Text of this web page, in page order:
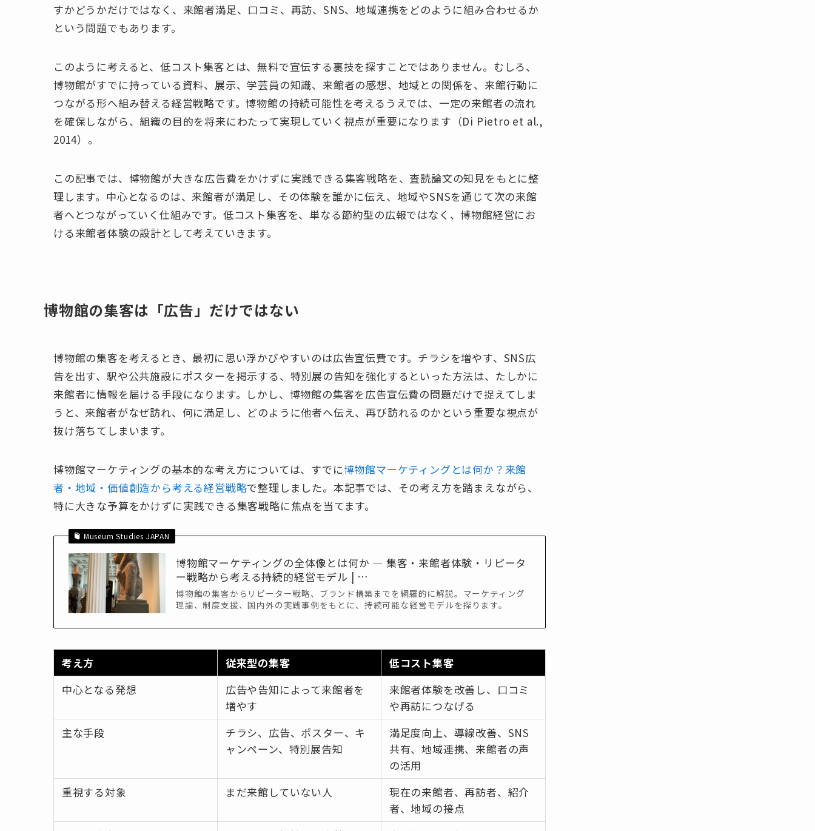
すかどうかだけではなく、来館者満足、口コミ、再訪、SNS、地域連携をどのように組み合わせるか
という問題でもあります。
このように考えると、低コスト集客とは、無料で宣伝する裏技を探すことではありません。むしろ、
博物館がすでに持っている資料、展示、学芸員の知識、来館者の感想、地域との関係を、来館行動に
つながる形へ組み替える経営戦略です。博物館の持続可能性を考えるうえでは、一定の来館者の流れ
を確保しながら、組織の目的を将来にわたって実現していく視点が重要になります（Di Pietro et al.,
2014）。
この記事では、博物館が大きな広告費をかけずに実践できる集客戦略を、査読論文の知見をもとに整
理します。中心となるのは、来館者が満足し、その体験を誰かに伝え、地域やSNSを通じて次の来館
者へとつながっていく仕組みです。低コスト集客を、単なる節約型の広報ではなく、博物館経営にお
ける来館者体験の設計として考えていきます。
博物館の集客は「広告」だけではない
博物館の集客を考えるとき、最初に思い浮かびやすいのは広告宣伝費です。チラシを増やす、SNS広
告を出す、駅や公共施設にポスターを掲示する、特別展の告知を強化するといった方法は、たしかに
来館者に情報を届ける手段になります。しかし、博物館の集客を広告宣伝費の問題だけで捉えてしま
うと、来館者がなぜ訪れ、何に満足し、どのように他者へ伝え、再び訪れるのかという重要な視点が
抜け落ちてしまいます。
博物館マーケティングの基本的な考え方については、すでに博物館マーケティングとは何か？来館
者・地域・価値創造から考える経営戦略で整理しました。本記事では、その考え方を踏まえながら、
特に大きな予算をかけずに実践できる集客戦略に焦点を当てます。
Museum Studies JAPAN
博物館マーケティングの全体像とは何か ― 集客・来館者体験・リピータ
ー戦略から考える持続的経営モデル | …
博物館の集客からリピーター戦略、ブランド構築までを網羅的に解説。マーケティング
理論、制度支援、国内外の実践事例をもとに、持続可能な経営モデルを探ります。
考え方 従来型の集客
低コスト集客
中心となる発想
広告や告知によって来館者を
増やす
来館者体験を改善し、口コミ
や再訪につなげる
主な手段
チラシ、広告、ポスター、キ
ャンペーン、特別展告知
満足度向上、導線改善、SNS
共有、地域連携、来館者の声
の活用
重視する対象
まだ来館していない人
現在の来館者、再訪者、紹介
者、地域の接点